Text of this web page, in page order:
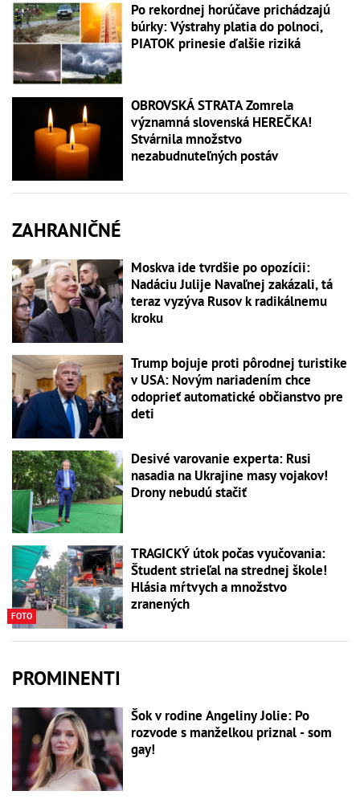
Po rekordnej horúčave prichádzajú
búrky: Výstrahy platia do polnoci,
PIATOK prinesie ďalšie riziká
OBROVSKÁ STRATA Zomrela
významná slovenská HEREČKA!
Stvárnila množstvo
nezabudnuteľných postáv
ZAHRANIČNÉ
Moskva ide tvrdšie po opozícii:
Nadáciu Julije Navaľnej zakázali, tá
teraz vyzýva Rusov k radikálnemu
kroku
Trump bojuje proti pôrodnej turistike
v USA: Novým nariadením chce
odoprieť automatické občianstvo pre
deti
Desivé varovanie experta: Rusi
nasadia na Ukrajine masy vojakov!
Drony nebudú stačiť
FOTO
TRAGICKÝ útok počas vyučovania:
Študent strieľal na strednej škole!
Hlásia mŕtvych a množstvo
zranených
PROMINENTI
Šok v rodine Angeliny Jolie: Po
rozvode s manželkou priznal - som
gay!